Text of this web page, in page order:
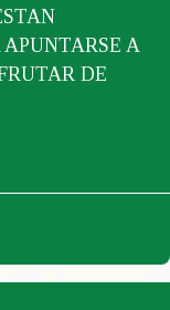
A
DE